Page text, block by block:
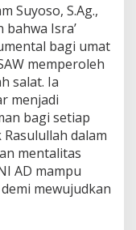
Suyoso, S.Ag.,
Isra’
bagi umat
memperoleh
salat. Ia
menjadi
bagi setiap
dalam
mentalitas
AD mampu
mewujudkan